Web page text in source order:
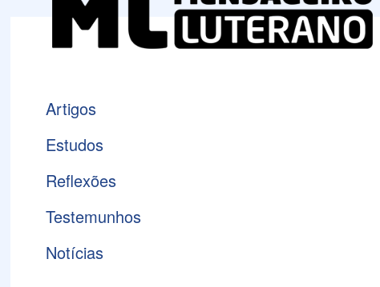
Artigos
Estudos
Reflexões
Testemunhos
Notícias